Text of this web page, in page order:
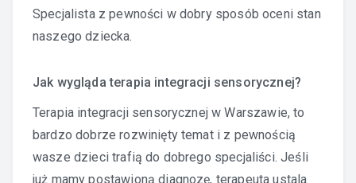
Specjalista z pewności w dobry sposób oceni stan
naszego dziecka.
Jak wygląda terapia integracji sensorycznej?
Terapia integracji sensorycznej w Warszawie, to
bardzo dobrze rozwinięty temat i z pewnością
wasze dzieci trafią do dobrego specjaliści. Jeśli
już mamy postawioną diagnozę, terapeuta ustala